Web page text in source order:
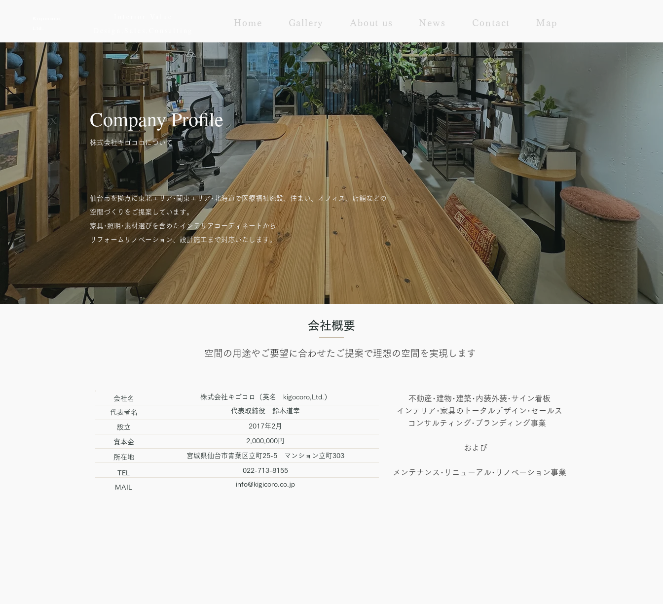
Home Gallery About us News Contact Map
Company Profile
​株式会社キゴコロについて
仙台市を拠点に東北エリア･関東エリア･北海道で医療福祉施設、住まい、オフィス、店舗などの
空間づくりをご提案しています。
​家具･照明･素材選びを含めたインテリアコーディネートから
リフォームリノベーション、設計施工まで対応いたします。
​会社概要
空間の用途やご要望に合わせたご提案で理想の空間を実現します
​会社名
代表者名
設立
資本金
所在地
​TEL
MAIL
株式会社キゴコロ（英名 kigocoro,Ltd.）
​代表取締役 鈴木道幸
2017年2月
2,000,000円
​宮城県仙台市青葉区立町25-5 マンション立町303
022-713-8155
info@kigicoro.co.jp
不動産･建物･建築･内装外装･サイン看板
インテリア･家具のトータルデザイン･セールス
コンサルティング･ブランディング事業
および​
メンテナンス･リニューアル･リノベーション事業